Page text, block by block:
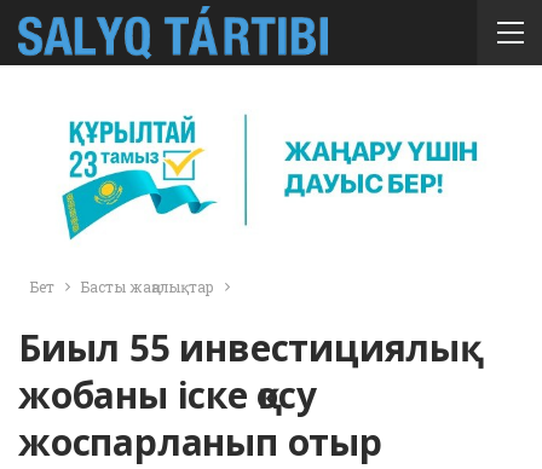
Бет Басты жаңалықтар
Биыл 55 инвестициялық
жобаны іске қосу
жоспарланып отыр